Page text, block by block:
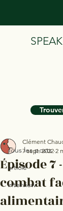
Tous les posts
article
interview
Épisode 7
combat
Clément
7 sept. 2022 2